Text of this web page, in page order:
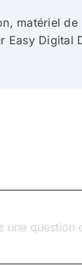
matériel
Easy Digital